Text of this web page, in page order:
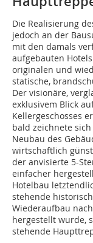
Die Realisierung
jedoch an der
mit den damals
aufgebauten
originalen und
statische,
Der visionäre,
exklusivem Blick
Kellergeschosses
bald zeichnete
Neubau des
wirtschaftlich
der anvisierte 5-
einfacher
Hotelbau
stehende
Wiederaufbau
hergestellt wurde,
stehende